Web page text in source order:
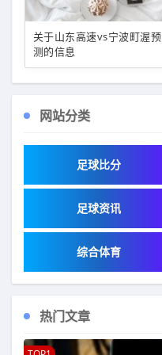
关于山东高速vs宁波町渥预
测的信息
网站分类
足球比分
足球资讯
综合体育
热门文章